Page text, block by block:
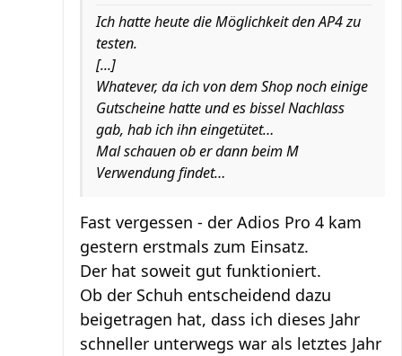
Ich hatte heute die Möglichkeit den AP4 zu
testen.
[...]
Whatever, da ich von dem Shop noch einige
Gutscheine hatte und es bissel Nachlass
gab, hab ich ihn eingetütet…
Mal schauen ob er dann beim M
Verwendung findet…
Fast vergessen - der Adios Pro 4 kam
gestern erstmals zum Einsatz.
Der hat soweit gut funktioniert.
Ob der Schuh entscheidend dazu
beigetragen hat, dass ich dieses Jahr
schneller unterwegs war als letztes Jahr